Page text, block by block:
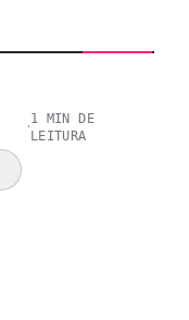
·1 MIN DE
LEITURA